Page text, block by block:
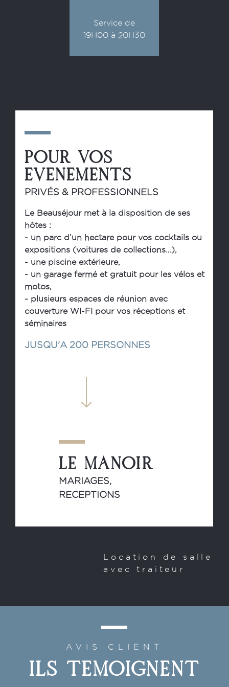
Service de
19H00 à 20H30
POUR VOS
EVENEMENTS
PRIVÉS & PROFESSIONNELS
Le Beauséjour met à la disposition de ses
hôtes :
- un parc d’un hectare pour vos cocktails ou
expositions (voitures de collections…),
- une piscine extérieure,
- un garage fermé et gratuit pour les vélos et
motos,
- plusieurs espaces de réunion avec
couverture WI-FI pour vos réceptions et
séminaires
JUSQU'A 200 PERSONNES
LE MANOIR
MARIAGES,
RECEPTIONS
Location de salle
avec traiteur
AVIS CLIENT
ILS TEMOIGNENT